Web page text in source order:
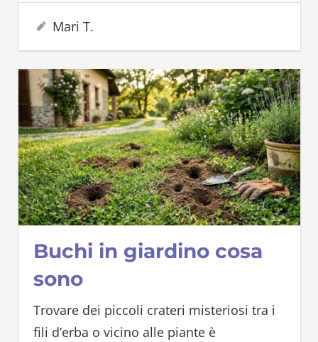
21 Giugno 2026
Mari T.
Buchi in giardino cosa
sono
Trovare dei piccoli crateri misteriosi tra i
fili d’erba o vicino alle piante è